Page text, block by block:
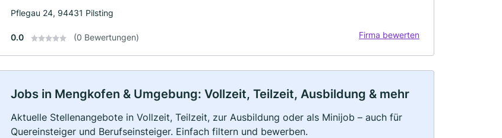
Pflegau 24, 94431 Pilsting
0.0 (0 Bewertungen) Firma bewerten
Jobs in Mengkofen & Umgebung: Vollzeit, Teilzeit, Ausbildung & mehr
Aktuelle Stellenangebote in Vollzeit, Teilzeit, zur Ausbildung oder als Minijob – auch für
Quereinsteiger und Berufseinsteiger. Einfach filtern und bewerben.